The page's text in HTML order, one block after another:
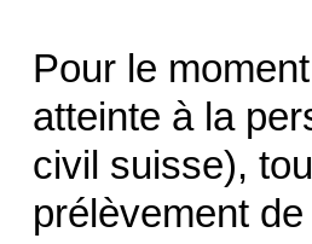
Pour le
atteinte à la
civil suisse),
prélèvement